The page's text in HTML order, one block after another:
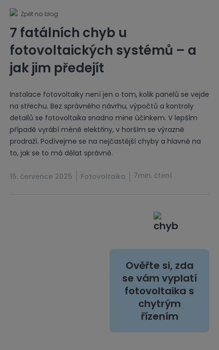
Zpět na blog
7 fatálních chyb u
fotovoltaických systémů – a
jak jim předejít
Instalace fotovoltaiky není jen o tom, kolik panelů se vejde
na střechu. Bez správného návrhu, výpočtů a kontroly
detailů se fotovoltaika snadno mine účinkem. V lepším
případě vyrábí méně elektřiny, v horším se výrazně
prodraží. Podívejme se na nejčastější chyby a hlavně na
to, jak se to má dělat správně.
15. července 2025 Fotovoltaika 7min. čtení
Ověřte si, zda
se vám vyplatí
fotovoltaika s
chytrým
řízením